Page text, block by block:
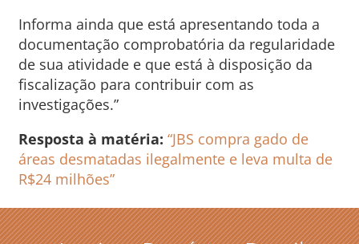
Informa ainda que está apresentando toda a
documentação comprobatória da regularidade
de sua atividade e que está à disposição da
fiscalização para contribuir com as
investigações.”
Resposta à matéria: “JBS compra gado de
áreas desmatadas ilegalmente e leva multa de
R$24 milhões”